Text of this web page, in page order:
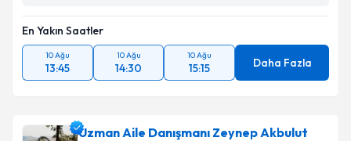
En Yakın Saatler
10 Ağu
13:45
10 Ağu
14:30
10 Ağu
15:15 Daha Fazla
Uzman Aile Danışmanı Zeynep Akbulut